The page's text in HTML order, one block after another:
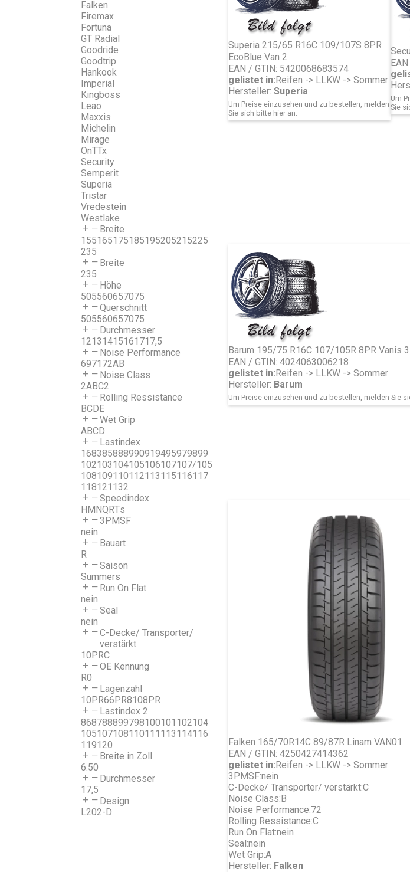
Falken
Firemax
Fortuna
GT Radial
Goodride
Goodtrip
Hankook
Imperial
Kingboss
Leao
Maxxis
Michelin
Mirage
OnTTx
Security
Semperit
Superia
Tristar
Vredestein
Westlake
Breite
155165175185195205215225
235
Breite
235
Höhe
505560657075
Querschnitt
505560657075
Durchmesser
12131415161717,5
Noise Performance
6971 72AB
Noise Class
2ABC2
Rolling Ressistance
BCDE
Wet Grip
ABCD
Lastindex
168385888990919495979899
102103104105106107107/105
108109110112113115116117
118121 132
Speedindex
HMNQRTs
3PMSF
nein
Bauart
R
Saison
Summers
Run On Flat
nein
Seal
nein
C-Decke/ Transporter/
verstärkt
10PRC
OE Kennung
R0
Lagenzahl
10PR66PR8108PR
Lastindex 2
868788899798100101 102104
105107108110111 113114116
119120
Breite in Zoll
6.50
Durchmesser
17,5
Design
L202-D
Superia 215/65 R16C 109/107S 8PR
EcoBlue Van 2
EAN / GTIN: 5420068683574
gelistet in:Reifen -> LLKW -> Sommer
Hersteller: Superia
Um Preise einzusehen und zu bestellen, melden
Sie sich bitte hier an.
Um
Sie
Barum 195/75 R16C 107/105R 8PR Vanis 3
EAN / GTIN: 4024063006218
gelistet in:Reifen -> LLKW -> Sommer
Hersteller: Barum
Um Preise einzusehen und zu bestellen, melden Sie
Falken 165/70R14C 89/87R Linam VAN01
EAN / GTIN: 4250427414362
gelistet in:Reifen -> LLKW -> Sommer
3PMSF:nein
C-Decke/ Transporter/ verstärkt:C
Noise Class:B
Noise Performance:72
Rolling Ressistance:C
Run On Flat:nein
Seal:nein
Wet Grip:A
Hersteller: Falken